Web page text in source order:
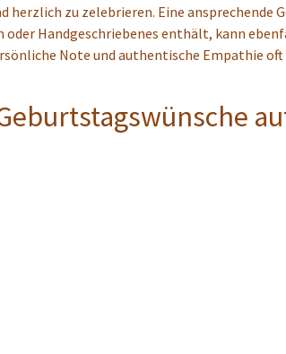
herzlich zu zelebrieren. Eine ansprechende
Handgeschriebenes enthält, kann
Note und authentische Empathie